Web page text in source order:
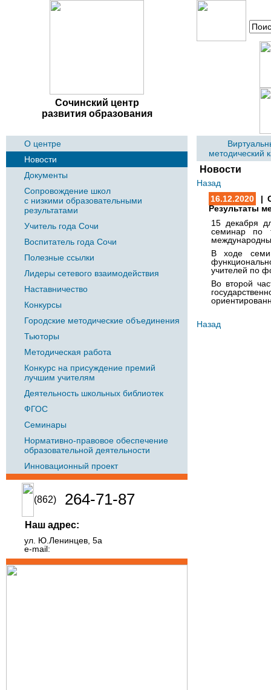
Сочинский центр
развития образования
О центре
Новости
Документы
Сопровождение школ
с низкими образовательными
результатами
Учитель года Сочи
Воспитатель года Сочи
Полезные ссылки
Лидеры сетевого взаимодействия
Наставничество
Конкурсы
Городские методические объединения
Тьюторы
Методическая работа
Конкурс на присуждение премий
лучшим учителям
Деятельность школьных библиотек
ФГОС
Семинары
Нормативно-правовое обеспечение
образовательной деятельности
Инновационный проект
(862) 264-71-87
Наш адрес:
ул. Ю.Ленинцев, 5а
e-mail:
методический
Новости
Назад
16.12.2020
|
Результаты
15 декабря
семинар по
В ходе
учителей по
Во второй
Назад